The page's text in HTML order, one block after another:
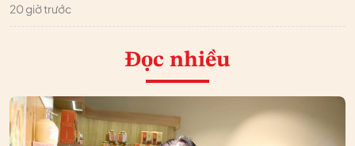
20 giờ trước
Đọc nhiều